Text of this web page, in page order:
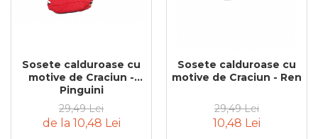
Sosete calduroase cu
motive de Craciun -
Pinguini
29,49 Lei
de la 10,48 Lei
Sosete calduroase cu
motive de Craciun - Ren
29,49 Lei
10,48 Lei